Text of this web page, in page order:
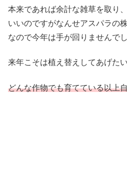
本来であれば余計な雑草を取り
いいのですがなんせアスパラの
なので今年は手が回りませんで
来年こそは植え替えしてあげたい
どんな作物でも育てている以上